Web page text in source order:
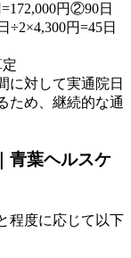
円②90日
÷2×4,300円=45日
に対して実通院日
ため、継続的な通
青葉ヘルスケ
程度に応じて以下